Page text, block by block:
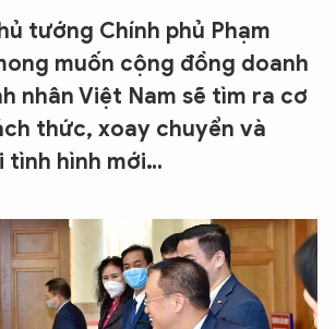
tướng Chính phủ Phạm
muốn cộng đồng doanh
nhân Việt Nam sẽ tìm ra cơ
thức, xoay chuyển và
tình hình mới…